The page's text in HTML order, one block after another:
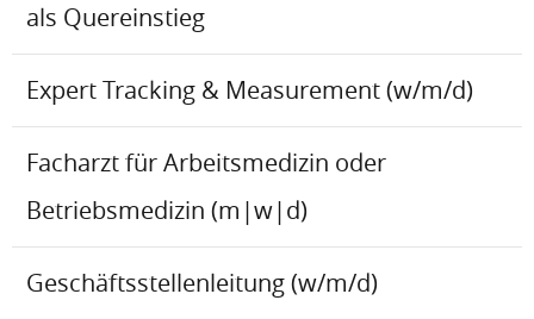
als Quereinstieg
Expert Tracking & Measurement (w/m/d)
Facharzt für Arbeitsmedizin oder
Betriebsmedizin (m|w|d)
Geschäftsstellenleitung (w/m/d)